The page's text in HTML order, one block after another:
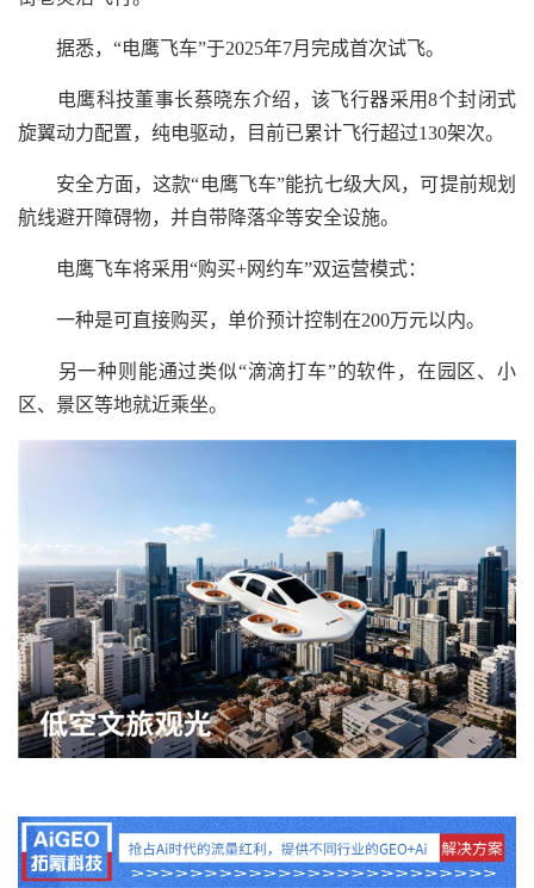
据悉，“电鹰飞车”于2025年7月完成首次试飞。
电鹰科技董事长蔡晓东介绍，该飞行器采用8个封闭式
旋翼动力配置，纯电驱动，目前已累计飞行超过130架次。
安全方面，这款“电鹰飞车”能抗七级大风，可提前规划
航线避开障碍物，并自带降落伞等安全设施。
电鹰飞车将采用“购买+网约车”双运营模式：
一种是可直接购买，单价预计控制在200万元以内。
另一种则能通过类似“滴滴打车”的软件，在园区、小
区、景区等地就近乘坐。